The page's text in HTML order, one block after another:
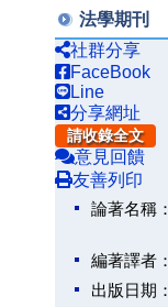
法學期刊
社群分享
FaceBook
Line
分享網址
請收錄全文
意見回饋
友善列印
論著名稱：
編著譯者：
出版日期：